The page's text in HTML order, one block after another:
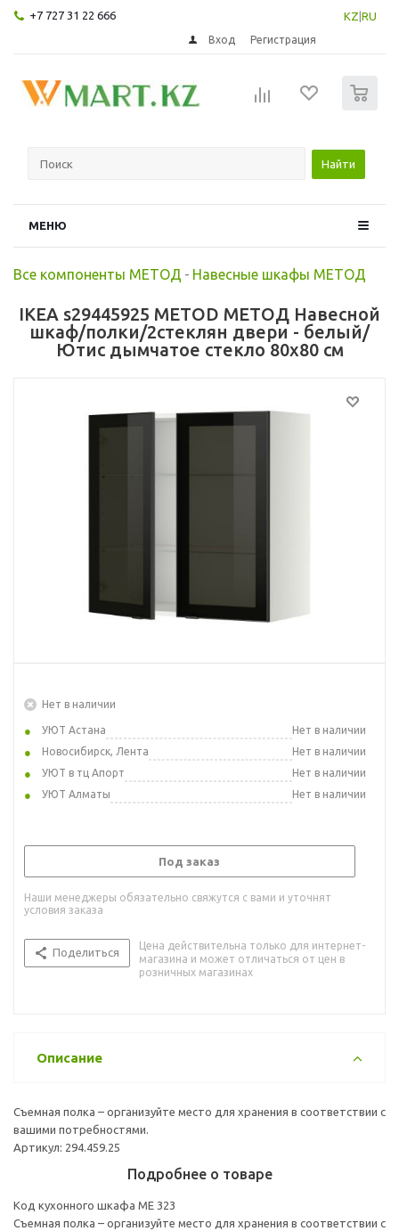
+7 727 31 22 666 KZ RU
Вход Регистрация
Найти
МЕНЮ
Все компоненты МЕТОД - Навесные шкафы МЕТОД
IKEA s29445925 METOD МЕТОД Навесной
шкаф/полки/2стеклян двери - белый/
Ютис дымчатое стекло 80x80 см
Нет в наличии
УЮТ Астана
Нет в наличии
Новосибирск, Лента
Нет в наличии
УЮТ в тц Апорт
Нет в наличии
УЮТ Алматы
Нет в наличии
Под заказ
Наши менеджеры обязательно свяжутся с вами и уточнят
условия заказа
Поделиться
Цена действительна только для интернет-
магазина и может отличаться от цен в
розничных магазинах
Описание
Съемная полка – организуйте место для хранения в соответствии с
вашими потребностями.
Артикул: 294.459.25
Подробнее о товаре
Код кухонного шкафа ME 323
Съемная полка – организуйте место для хранения в соответствии с